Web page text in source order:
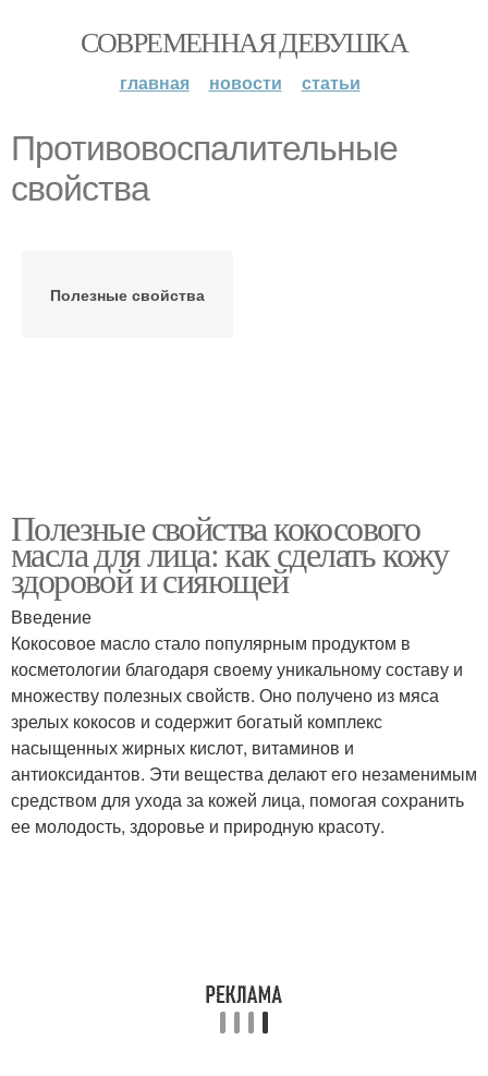
СОВРЕМЕННАЯ ДЕВУШКА
главная новости статьи
Противовоспалительные
свойства
Полезные свойства
Полезные свойства кокосового
масла для лица: как сделать кожу
здоровой и сияющей
Введение
Кокосовое масло стало популярным продуктом в
косметологии благодаря своему уникальному составу и
множеству полезных свойств. Оно получено из мяса
зрелых кокосов и содержит богатый комплекс
насыщенных жирных кислот, витаминов и
антиоксидантов. Эти вещества делают его незаменимым
средством для ухода за кожей лица, помогая сохранить
ее молодость, здоровье и природную красоту.